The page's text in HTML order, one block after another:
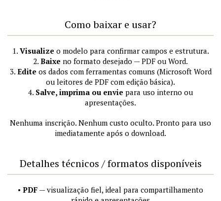
Como baixar e usar?
1. Visualize o modelo para confirmar campos e estrutura.
2. Baixe no formato desejado — PDF ou Word.
3. Edite os dados com ferramentas comuns (Microsoft Word
ou leitores de PDF com edição básica).
4. Salve, imprima ou envie para uso interno ou
apresentações.
Nenhuma inscrição. Nenhum custo oculto. Pronto para uso
imediatamente após o download.
Detalhes técnicos / formatos disponíveis
• PDF — visualização fiel, ideal para compartilhamento